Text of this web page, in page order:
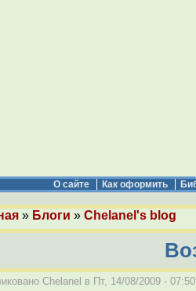
О сайте Как оформить
» Блоги » Chelanel's blog
Chelanel в Пт, 14/08/2009 - 07:50